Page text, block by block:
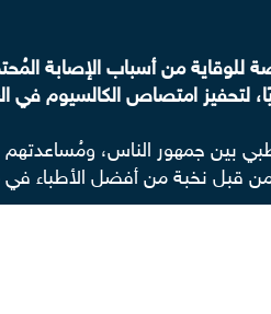
للوقاية من أسباب الإصابة
لتحفيز امتصاص الكالسيوم في
بين جمهور الناس، ومُساعدتهم
من قبل نخبة من أفضل الأطباء